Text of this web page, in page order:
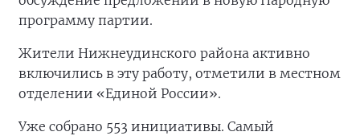
программу партии.
Жители Нижнеудинского района активно
включились в эту работу, отметили в местном
отделении «Единой России».
Уже собрано 553 инициативы. Самый